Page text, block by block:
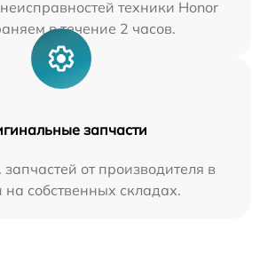
техники Honor
в течение 2 часов.
запчасти
от производителя в
на собственных складах.